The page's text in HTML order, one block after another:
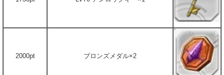
2000pt ブロンズメダル×2